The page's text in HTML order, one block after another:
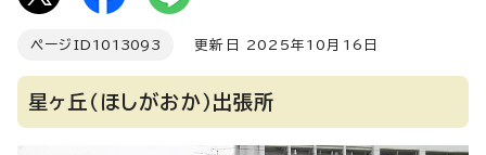
ページID 1013093 更新日 2025年10月16日
星ヶ丘（ほしがおか）出張所